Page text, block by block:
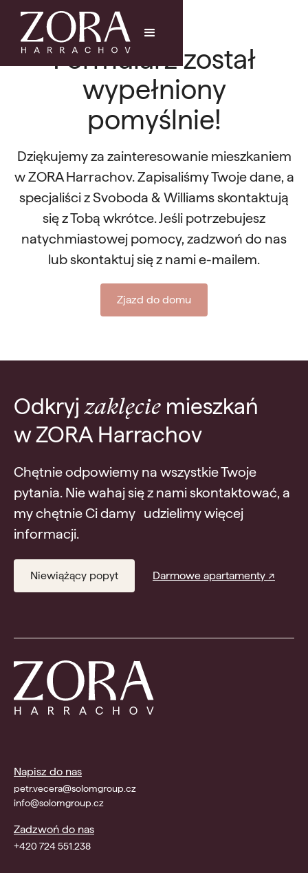
Formularz został
wypełniony
pomyślnie!
Dziękujemy za zainteresowanie mieszkaniem
w ZORA Harrachov. Zapisaliśmy Twoje dane, a
specjaliści z Svoboda & Williams skontaktują
się z Tobą wkrótce. Jeśli potrzebujesz
natychmiastowej pomocy, zadzwoń do nas
lub skontaktuj się z nami e-mailem.
Zjazd do domu
Odkryjzaklęcie mieszkań
w ZORA Harrachov
Chętnie odpowiemy na wszystkie Twoje
pytania. Nie wahaj się z nami skontaktować, a
my chętnie Ci damy udzielimy więcej
informacji.
Niewiążący popyt Darmowe apartamenty ↗
Napisz do nas
petr.vecera@solomgroup.cz
info@solomgroup.cz
Zadzwoń do nas
+420 724 551.238